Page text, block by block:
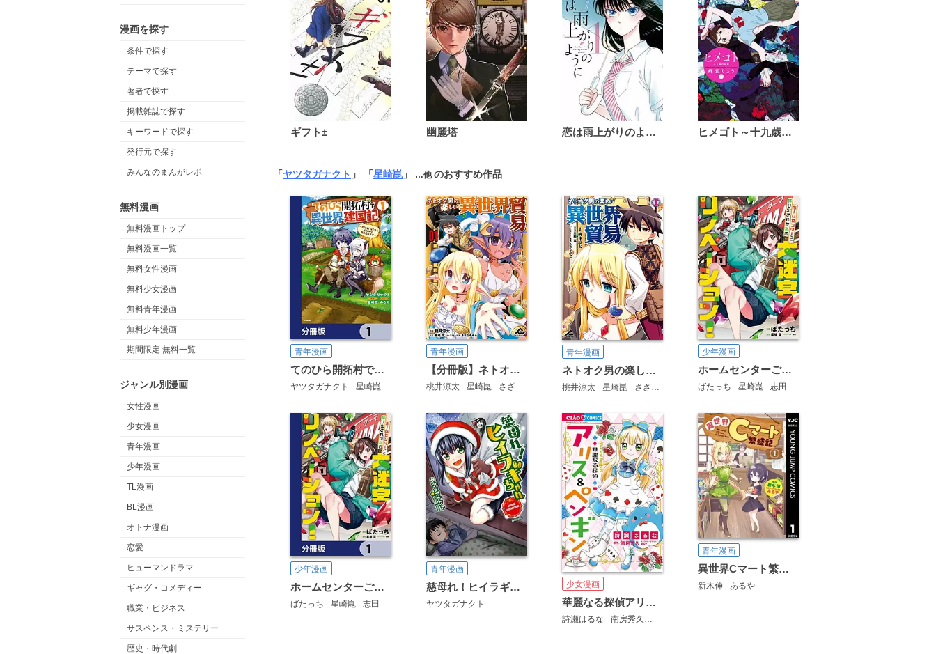
漫画を探す
条件で探す
テーマで探す
著者で探す
掲載雑誌で探す
キーワードで探す
発行元で探す
みんなのまんがレポ
無料漫画
無料漫画トップ
無料漫画一覧
無料女性漫画
無料少女漫画
無料青年漫画
無料少年漫画
期間限定 無料一覧
ジャンル別漫画
女性漫画
少女漫画
青年漫画
少年漫画
TL漫画
BL漫画
オトナ漫画
恋愛
ヒューマンドラマ
ギャグ・コメディー
職業・ビジネス
サスペンス・ミステリー
歴史・時代劇
ギフト± 幽麗塔 恋は雨上がりのように ヒメゴト～十九歳の制服～
「ヤツタガナクト 」 「星崎崑 」 …他のおすすめ作品
青年漫画
てのひら開拓村で異世界建国記【分冊版】
ヤツタガナクト 星崎崑 あるや
青年漫画
【分冊版】ネトオク男の楽しい異世界貿易
桃井涼太 星崎崑 さざなみみぉ
青年漫画
ネトオク男の楽しい異世界貿易
桃井涼太 星崎崑 さざなみみぉ
少年漫画
ホームセンターごと呼び出された私の大迷宮リノベーション！
ばたっち 星崎崑 志田
少年漫画
ホームセンターごと呼び出された私の大迷宮リノベーション！【分冊版】
ばたっち 星崎崑 志田
青年漫画
慈母れ！ヒイラギちゃん
ヤツタガナクト
少女漫画
華麗なる探偵アリス＆ペンギン
詩瀬はるな 南房秀久
青年漫画
異世界Cマート繁盛記
新木伸 あるや